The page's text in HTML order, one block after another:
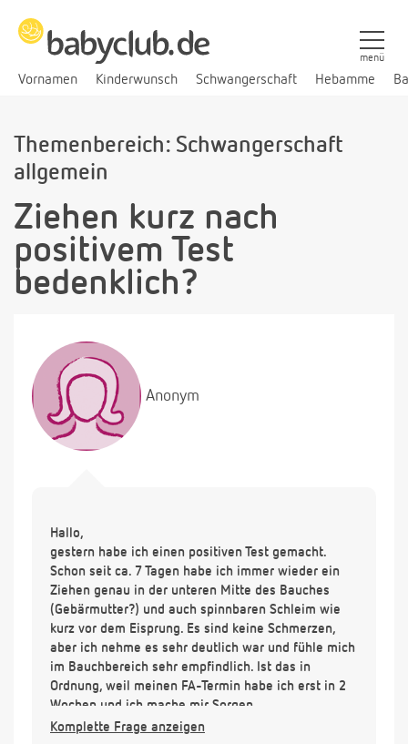
Vornamen Kinderwunsch Schwangerschaft Hebamme
menü
Themenbereich: Schwangerschaft
allgemein
Ziehen kurz nach
positivem Test
bedenklich?
Anonym
Hallo,
gestern habe ich einen positiven Test gemacht.
Schon seit ca. 7 Tagen habe ich immer wieder ein
Ziehen genau in der unteren Mitte des Bauches
(Gebärmutter?) und auch spinnbaren Schleim wie
kurz vor dem Eisprung. Es sind keine Schmerzen,
aber ich nehme es sehr deutlich war und fühle mich
im Bauchbereich sehr empfindlich. Ist das in
Ordnung, weil meinen FA-Termin habe ich erst in 2
Wochen und ich mache mir Sorgen.
Komplette Frage anzeigen